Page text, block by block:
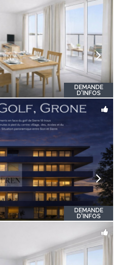
DEMANDE
D'INFOS
DEMANDE
D'INFOS